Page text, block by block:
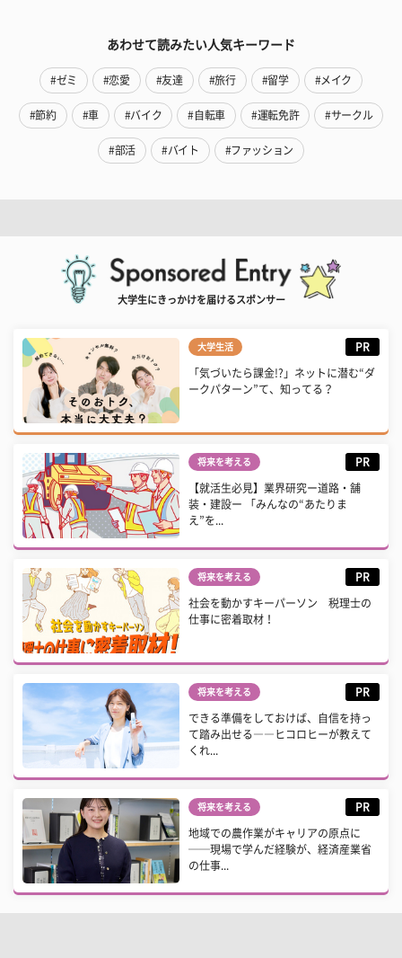
あわせて読みたい人気キーワード
#ゼミ #恋愛 #友達 #旅行 #留学 #メイク
#節約 #車 #バイク #自転車 #運転免許 #サークル
#部活 #バイト #ファッション
大学生にきっかけを届けるスポンサー
大学生活 PR
「気づいたら課金!?」ネットに潜む“ダ
ークパターン”て、知ってる？
将来を考える PR
【就活生必見】業界研究ー道路・舗
装・建設ー 「みんなの“あたりま
え”を...
将来を考える PR
社会を動かすキーパーソン 税理士の
仕事に密着取材！
将来を考える PR
できる準備をしておけば、自信を持っ
て踏み出せる――ヒコロヒーが教えて
くれ...
将来を考える PR
地域での農作業がキャリアの原点に
──現場で学んだ経験が、経済産業省
の仕事...